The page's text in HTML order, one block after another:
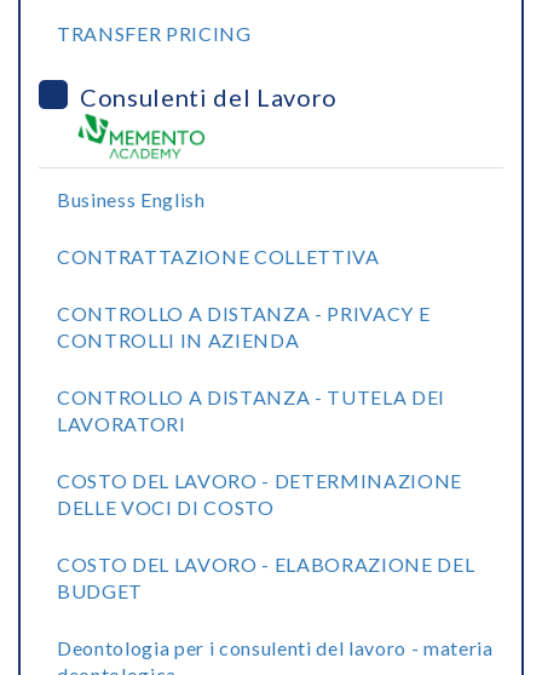
TRANSFER PRICING
Consulenti del Lavoro
Business English
CONTRATTAZIONE COLLETTIVA
CONTROLLO A DISTANZA - PRIVACY E
CONTROLLI IN AZIENDA
CONTROLLO A DISTANZA - TUTELA DEI
LAVORATORI
COSTO DEL LAVORO - DETERMINAZIONE
DELLE VOCI DI COSTO
COSTO DEL LAVORO - ELABORAZIONE DEL
BUDGET
Deontologia per i consulenti del lavoro - materia